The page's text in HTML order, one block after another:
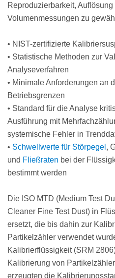
Reproduzierbarkeit,
Volumenmessungen zu
• NIST-zertifizierte
• Statistische Methoden zur
Analyseverfahren
• Minimale Anforderungen an
Betriebsgrenzen
• Standard für die Analyse
Ausführung mit
systemische Fehler in
• Schwellwerte für Störpegel ,
und Fließraten bei der
bestimmt werden
Die ISO MTD (Medium Test
Cleaner Fine Test Dust) in
ersetzt, die bis dahin zur
Partikelzähler verwendet
Kalibrierflüssigkeit (SRM
Kalibrierung von
erzeugten die